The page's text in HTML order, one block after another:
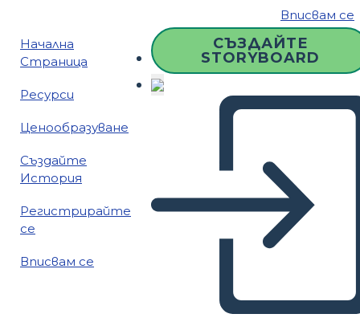
Вписвам се
Начална
Страница
Ресурси
Ценообразуване
Създайте
История
Регистрирайте
се
Вписвам се
СЪЗДАЙТЕ
STORYBOARD